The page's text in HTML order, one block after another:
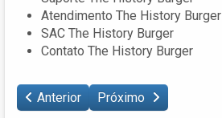
Atendimento The History Burger
SAC The History Burger
Contato The History Burger
Anterior Próximo